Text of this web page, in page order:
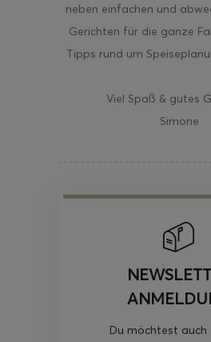
neben einfachen und
Gerichten für die ganze
Tipps rund um
Viel Spaß & gutes
Simone
Du möchtest auch